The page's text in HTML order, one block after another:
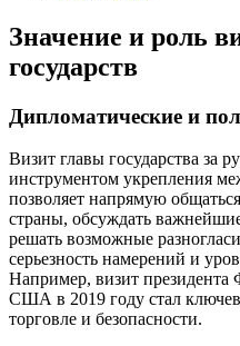
Значение и роль
государств
Дипломатические и
Визит главы государства за
инструментом укрепления
позволяет напрямую
страны, обсуждать
решать возможные
серьезность намерений и
Например, визит
США в 2019 году стал
торговле и безопасности.